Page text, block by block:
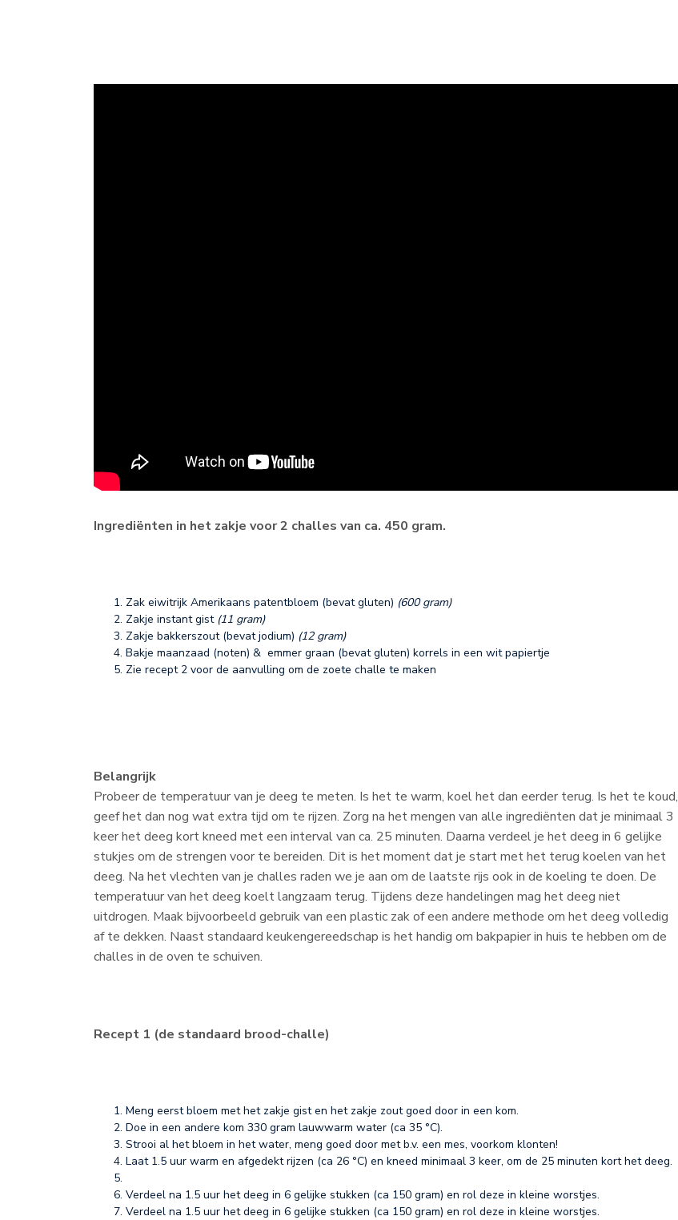
Ingrediënten in het zakje voor 2 challes van ca. 450 gram.
Zak eiwitrijk Amerikaans patentbloem (bevat gluten) (600 gram)
Zakje instant gist (11 gram)
Zakje bakkerszout (bevat jodium) (12 gram)
Bakje maanzaad (noten) & emmer graan (bevat gluten) korrels in een wit papiertje
Zie recept 2 voor de aanvulling om de zoete challe te maken
Belangrijk
Probeer de temperatuur van je deeg te meten. Is het te warm, koel het dan eerder terug. Is het te koud,
geef het dan nog wat extra tijd om te rijzen. Zorg na het mengen van alle ingrediënten dat je minimaal 3
keer het deeg kort kneed met een interval van ca. 25 minuten. Daarna verdeel je het deeg in 6 gelijke
stukjes om de strengen voor te bereiden. Dit is het moment dat je start met het terug koelen van het
deeg. Na het vlechten van je challes raden we je aan om de laatste rijs ook in de koeling te doen. De
temperatuur van het deeg koelt langzaam terug. Tijdens deze handelingen mag het deeg niet
uitdrogen. Maak bijvoorbeeld gebruik van een plastic zak of een andere methode om het deeg volledig
af te dekken. Naast standaard keukengereedschap is het handig om bakpapier in huis te hebben om de
challes in de oven te schuiven.
Recept 1 (de standaard brood-challe)
Meng eerst bloem met het zakje gist en het zakje zout goed door in een kom.
Doe in een andere kom 330 gram lauwwarm water (ca 35 °C).
Strooi al het bloem in het water, meng goed door met b.v. een mes, voorkom klonten!
Laat 1.5 uur warm en afgedekt rijzen (ca 26 °C) en kneed minimaal 3 keer, om de 25 minuten kort het deeg.
Verdeel na 1.5 uur het deeg in 6 gelijke stukken (ca 150 gram) en rol deze in kleine worstjes.
Verdeel na 1.5 uur het deeg in 6 gelijke stukken (ca 150 gram) en rol deze in kleine worstjes.